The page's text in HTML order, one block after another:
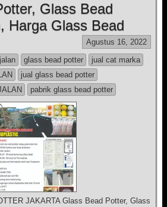
Glass Bead
Harga Glass Bead
Agustus 16, 2022
glass bead potter
jual cat marka
jual glass bead potter
pabrik glass bead potter
JAKARTA Glass Bead Potter, Glass